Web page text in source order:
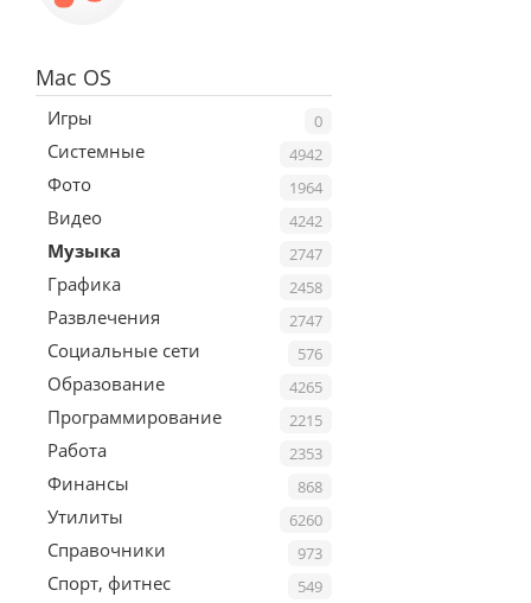
Mac OS
0
Игры
4942
Системные
1964
Фото
4242
Видео
2747
Музыка
2458
Графика
2747
Развлечения
576
Социальные сети
4265
Образование
2215
Программирование
2353
Работа
868
Финансы
6260
Утилиты
973
Справочники
549
Спорт, фитнес